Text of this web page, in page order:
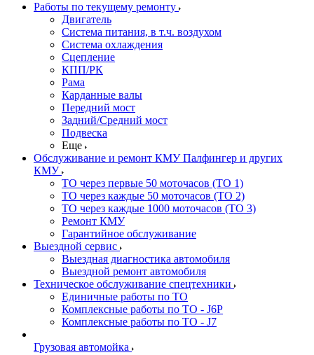
Работы по текущему ремонту
Двигатель
Система питания, в т.ч. воздухом
Система охлаждения
Сцепление
КПП/РК
Рама
Карданные валы
Передний мост
Задний/Средний мост
Подвеска
Еще
Обслуживание и ремонт КМУ Палфингер и других
КМУ
ТО через первые 50 моточасов (ТО 1)
ТО через каждые 50 моточасов (ТО 2)
ТО через каждые 1000 моточасов (ТО 3)
Ремонт КМУ
Гарантийное обслуживание
Выездной сервис
Выездная диагностика автомобиля
Выездной ремонт автомобиля
Техническое обслуживание спецтехники
Единичные работы по ТО
Комплексные работы по ТО - J6P
Комплексные работы по ТО - J7
Грузовая автомойка